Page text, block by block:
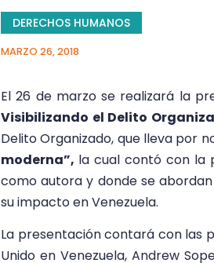
DERECHOS HUMANOS
MARZO 26, 2018
El 26 de marzo se realizará la
Visibilizando el Delito
Delito Organizado, que lleva por
moderna”, la cual contó con la
como autora y donde se
su impacto en Venezuela.
La presentación contará con las
Unido en Venezuela, Andrew